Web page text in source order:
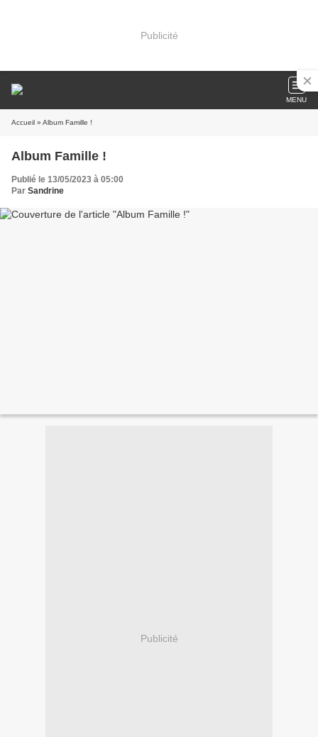
Publicité
MENU
Accueil » Album Famille !
Album Famille !
Publié le 13/05/2023 à 05:00
Par Sandrine
Publicité